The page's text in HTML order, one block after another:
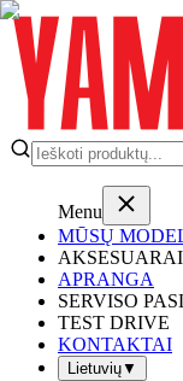
Menu
MŪSŲ
AKSESUARAI
APRANGA
SERVISO
TEST DRIVE
KONTAKTAI
Lietuvių▼